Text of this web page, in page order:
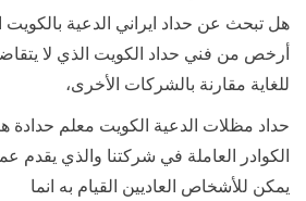
هل تبحث عن حداد ايراني الدعية
أرخص من فني حداد الكويت الذي لا
للغاية مقارنة بالشركات الأخرى،
حداد مظلات الدعية الكويت معلم
الكوادر العاملة في شركتنا والذي يقدم
يمكن للأشخاص العاديين القيام به انما